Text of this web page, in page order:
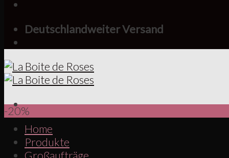
Deutschlandweiter Versand
Home
Produkte
Großaufträge
-20%